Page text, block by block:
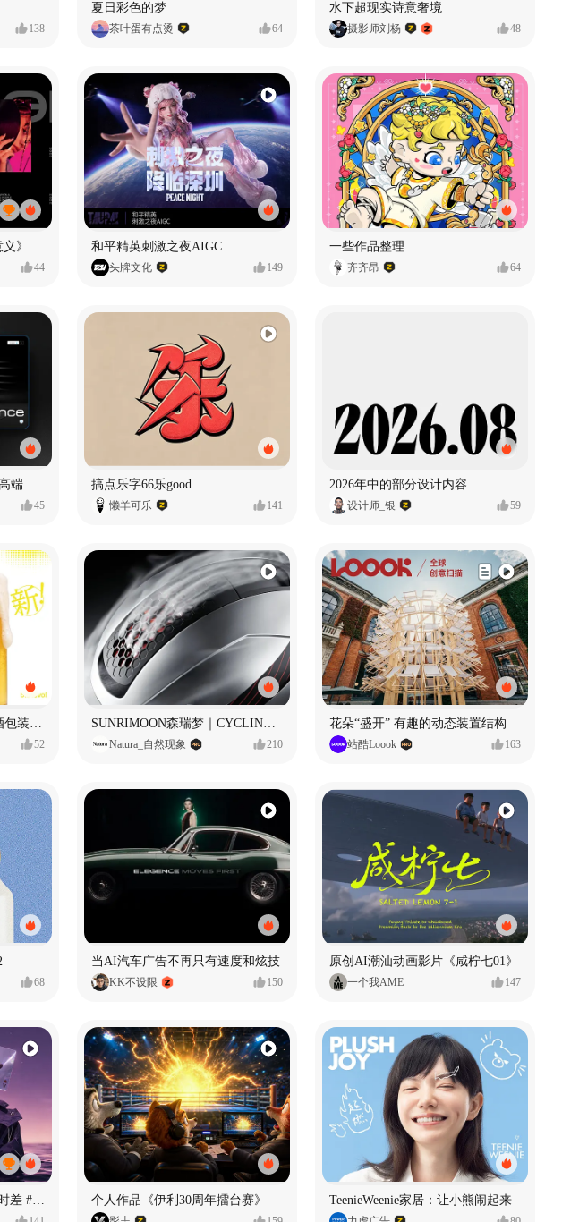
138
夏日彩色的梦
茶叶蛋有点烫 64
水下超现实诗意奢境
摄影师刘杨 48
44
和平精英刺激之夜AIGC
头牌文化 149
一些作品整理
齐齐昂 64
奥捷龙官网视觉设计 —— 高端网站建设
45
搞点乐字66乐good
懒羊可乐 141
2026年中的部分设计内容
设计师_银 59
52 Natura_自然现象 210
花朵“盛开” 有趣的动态装置结构
站酷Loook 163
68
当AI汽车广告不再只有速度和炫技
KK不设限 150
原创AI潮汕动画影片《咸柠七01》
一个我AME 147
个人作品《伊利30周年擂台赛》 TeenieWeenie家居：让小熊闹起来